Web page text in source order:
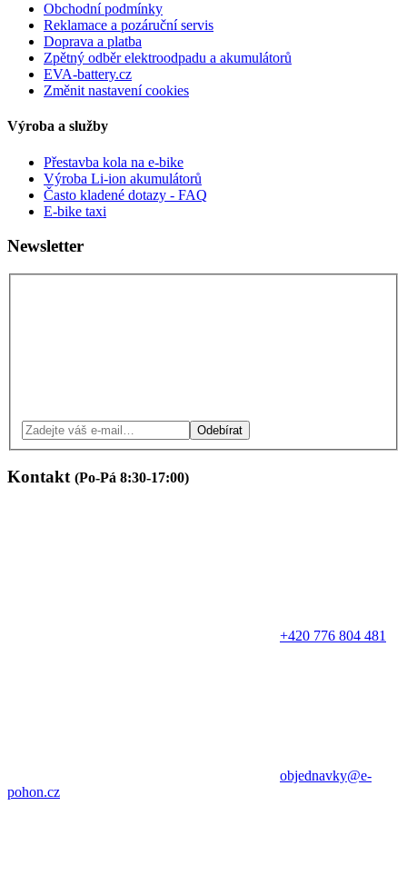
Obchodní podmínky
Reklamace a pozáruční servis
Doprava a platba
Zpětný odběr elektroodpadu a akumulátorů
EVA-battery.cz
Změnit nastavení cookies
Výroba a služby
Přestavba kola na e-bike
Výroba Li-ion akumulátorů
Často kladené dotazy - FAQ
E-bike taxi
Newsletter
Odebírat
Kontakt (Po-Pá 8:30-17:00)
+420 776 804 481
objednavky@e-
pohon.cz